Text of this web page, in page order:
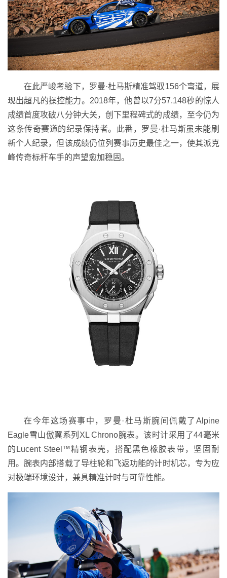
在此严峻考验下，罗曼·杜马斯精准驾驭156个弯道，展
现出超凡的操控能力。2018年，他曾以7分57.148秒的惊人
成绩首度攻破八分钟大关，创下里程碑式的成绩，至今仍为
这条传奇赛道的纪录保持者。此番，罗曼·杜马斯虽未能刷
新个人纪录，但该成绩仍位列赛事历史最佳之一，使其派克
峰传奇标杆车手的声望愈加稳固。
在今年这场赛事中，罗曼·杜马斯腕间佩戴了Alpine
Eagle雪山傲翼系列XL Chrono腕表。该时计采用了44毫米
的Lucent Steel™精钢表壳，搭配黑色橡胶表带，坚固耐
用。腕表内部搭载了导柱轮和飞返功能的计时机芯，专为应
对极端环境设计，兼具精准计时与可靠性能。